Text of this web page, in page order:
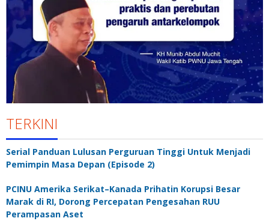
TERKINI
Serial Panduan Lulusan Perguruan Tinggi Untuk Menjadi
Pemimpin Masa Depan (Episode 2)
PCINU Amerika Serikat–Kanada Prihatin Korupsi Besar
Marak di RI, Dorong Percepatan Pengesahan RUU
Perampasan Aset